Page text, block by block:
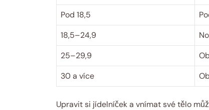
Pod 18,5
18,5–24,9
25–29,9
30 a více
Upravit si jídelníček a​ vnímat své tělo